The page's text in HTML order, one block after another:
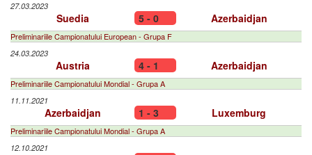
27.03.2023
Suedia 5 - 0 Azerbaidjan
Preliminariile Campionatului European - Grupa F
24.03.2023
Austria 4 - 1 Azerbaidjan
Preliminariile Campionatului Mondial - Grupa A
11.11.2021
Azerbaidjan 1 - 3 Luxemburg
Preliminariile Campionatului Mondial - Grupa A
12.10.2021